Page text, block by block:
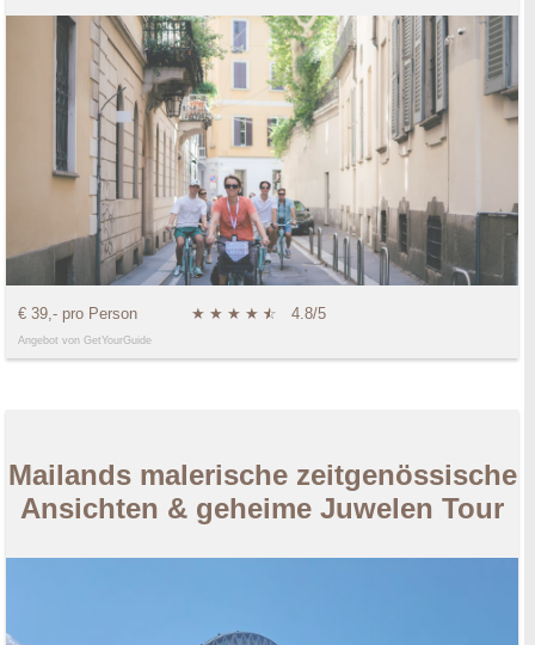
€ 39,- pro Person ★ ★ ★ ★ ★
☆ 4.8/5
Angebot von GetYourGuide
Mailands malerische zeitgenössische
Ansichten & geheime Juwelen Tour